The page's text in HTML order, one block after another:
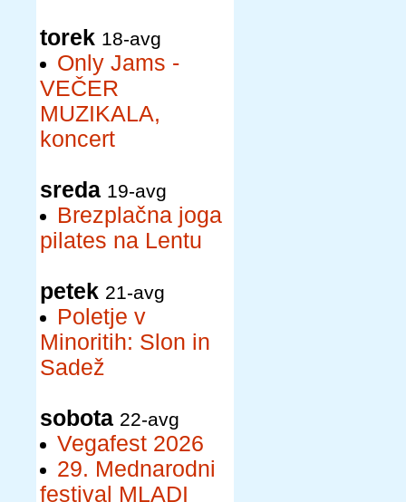
torek 18-avg
Only Jams -
VEČER
MUZIKALA,
koncert
sreda 19-avg
Brezplačna joga
pilates na Lentu
petek 21-avg
Poletje v
Minoritih: Slon in
Sadež
sobota 22-avg
Vegafest 2026
29. Mednarodni
festival MLADI